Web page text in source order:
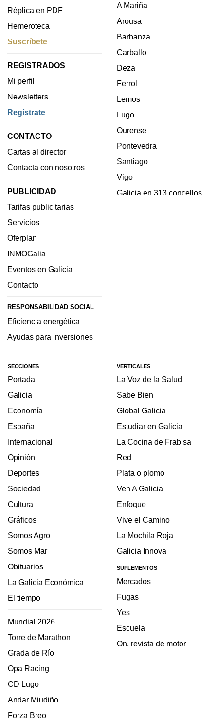
Réplica en PDF
Hemeroteca
Suscríbete
REGISTRADOS
Mi perfil
Newsletters
Regístrate
CONTACTO
Cartas al director
Contacta con nosotros
PUBLICIDAD
Tarifas publicitarias
Servicios
Oferplan
INMOGalia
Eventos en Galicia
Contacto
RESPONSABILIDAD SOCIAL
Eficiencia energética
Ayudas para inversiones
A Mariña
Arousa
Barbanza
Carballo
Deza
Ferrol
Lemos
Lugo
Ourense
Pontevedra
Santiago
Vigo
Galicia en 313 concellos
SECCIONES
Portada
Galicia
Economía
España
Internacional
Opinión
Deportes
Sociedad
Cultura
Gráficos
Somos Agro
Somos Mar
Obituarios
La Galicia Económica
El tiempo
Mundial 2026
Torre de Marathon
Grada de Río
Opa Racing
CD Lugo
Andar Miudiño
Forza Breo
VERTICALES
La Voz de la Salud
Sabe Bien
Global Galicia
Estudiar en Galicia
La Cocina de Frabisa
Red
Plata o plomo
Ven A Galicia
Enfoque
Vive el Camino
La Mochila Roja
Galicia Innova
SUPLEMENTOS
Mercados
Fugas
Yes
Escuela
On, revista de motor